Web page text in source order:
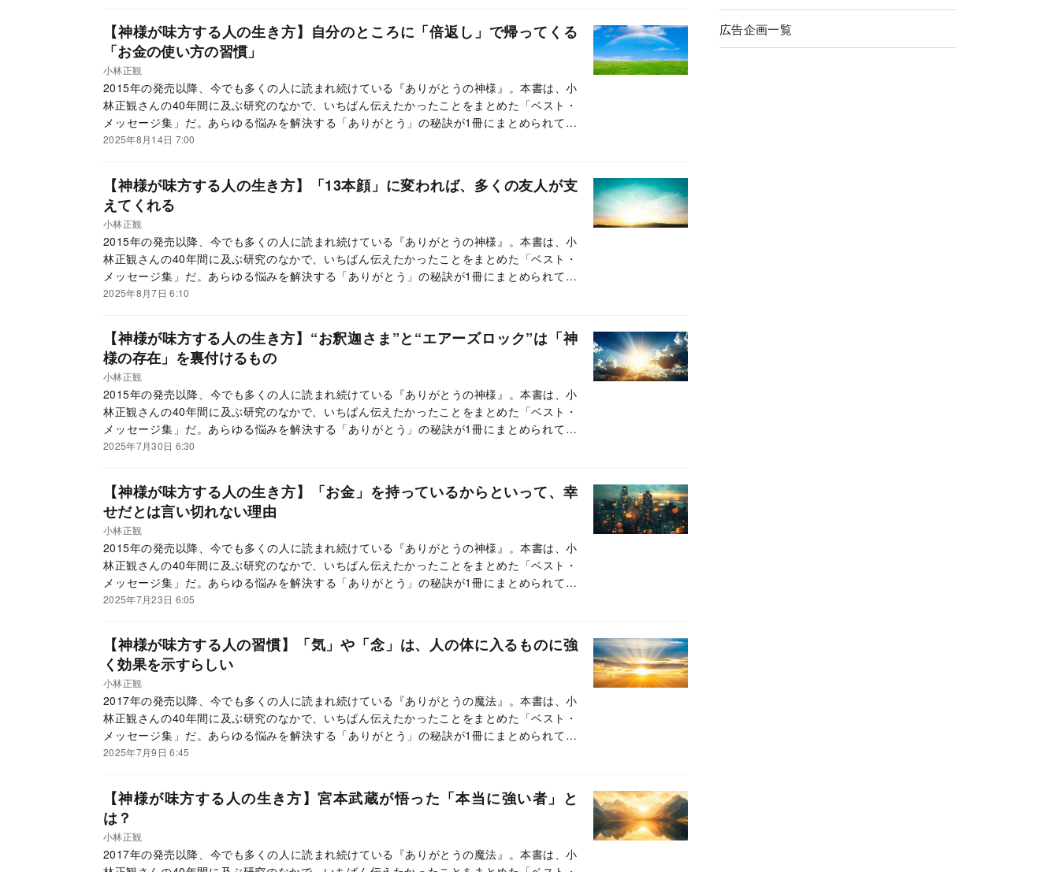
【神様が味方する人の生き方】自分のところに「倍返し」で帰ってくる
「お金の使い方の習慣」
小林正観
2015年の発売以降、今でも多くの人に読まれ続けている『ありがとうの神様』。本書は、小
林正観さんの40年間に及ぶ研究のなかで、いちばん伝えたかったことをまとめた「ベスト・
メッセージ集」だ。あらゆる悩みを解決する「ありがとう」の秘訣が1冊にまとめられてい
て、読者からの大きな反響を呼んでいる。この連載では、本書のエッセンスの一部をお伝えし
2025年8月14日 7:00
【神様が味方する人の生き方】「13本顔」に変われば、多くの友人が支
えてくれる
小林正観
2015年の発売以降、今でも多くの人に読まれ続けている『ありがとうの神様』。本書は、小
林正観さんの40年間に及ぶ研究のなかで、いちばん伝えたかったことをまとめた「ベスト・
メッセージ集」だ。あらゆる悩みを解決する「ありがとう」の秘訣が1冊にまとめられてい
て、読者からの大きな反響を呼んでいる。この連載では、本書のエッセンスの一部をお伝えし
2025年8月7日 6:10
【神様が味方する人の生き方】“お釈迦さま”と“エアーズロック”は「神
様の存在」を裏付けるもの
小林正観
2015年の発売以降、今でも多くの人に読まれ続けている『ありがとうの神様』。本書は、小
林正観さんの40年間に及ぶ研究のなかで、いちばん伝えたかったことをまとめた「ベスト・
メッセージ集」だ。あらゆる悩みを解決する「ありがとう」の秘訣が1冊にまとめられてい
て、読者からの大きな反響を呼んでいる。この連載では、本書のエッセンスの一部をお伝えし
2025年7月30日 6:30
【神様が味方する人の生き方】「お金」を持っているからといって、幸
せだとは言い切れない理由
小林正観
2015年の発売以降、今でも多くの人に読まれ続けている『ありがとうの神様』。本書は、小
林正観さんの40年間に及ぶ研究のなかで、いちばん伝えたかったことをまとめた「ベスト・
メッセージ集」だ。あらゆる悩みを解決する「ありがとう」の秘訣が1冊にまとめられてい
て、読者からの大きな反響を呼んでいる。この連載では、本書のエッセンスの一部をお伝えし
2025年7月23日 6:05
【神様が味方する人の習慣】「気」や「念」は、人の体に入るものに強
く効果を示すらしい
小林正観
2017年の発売以降、今でも多くの人に読まれ続けている『ありがとうの魔法』。本書は、小
林正観さんの40年間に及ぶ研究のなかで、いちばん伝えたかったことをまとめた「ベスト・
メッセージ集」だ。あらゆる悩みを解決する「ありがとう」の秘訣が1冊にまとめられてい
て、読者からの大きな反響を呼んでいる。この連載では、本書のエッセンスの一部をお伝えし
2025年7月9日 6:45
【神様が味方する人の生き方】宮本武蔵が悟った「本当に強い者」と
は？
小林正観
2017年の発売以降、今でも多くの人に読まれ続けている『ありがとうの魔法』。本書は、小
広告企画一覧